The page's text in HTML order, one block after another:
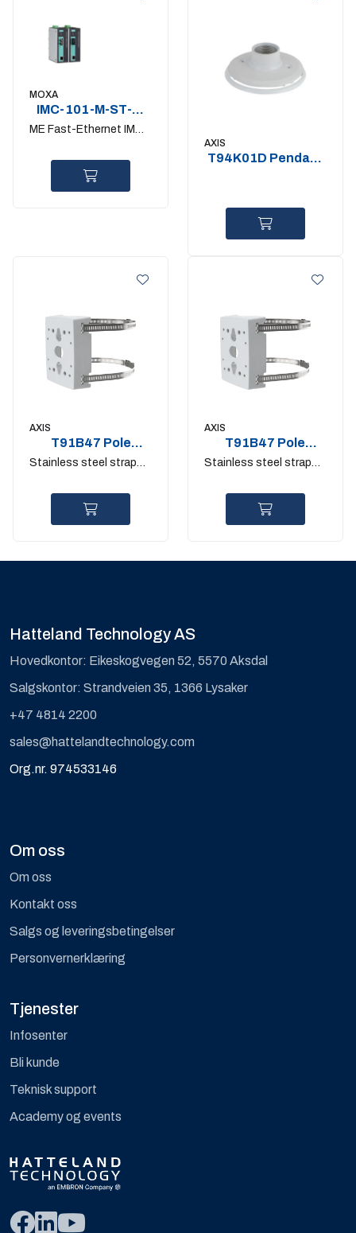
MOXA
IMC-101-M-ST-T-
IEX
ME Fast-Ethernet IMC-
AXIS
T94K01D Pendant
AXIS
T91B47 Pole
mount 50-150mm.
Stainless steel straps
AXIS
T91B47 Pole
mount 100-
410mm. IK10
Stainless steel straps
Hatteland Technology AS
Hovedkontor: Eikeskogvegen 52, 5570 Aksdal
Salgskontor: Strandveien 35, 1366 Lysaker
+47 4814 2200
sales@hattelandtechnology.com
Org.nr. 974533146
Om oss
Om oss
Kontakt oss
Salgs og leveringsbetingelser
Personvernerklæring
Tjenester
Infosenter
Bli kunde
Teknisk support
Academy og events